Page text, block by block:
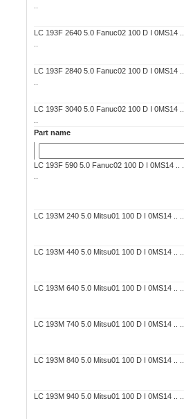
LC 193F 2640 5.0 Fanuc02 100 D I 0MS14
LC 193F 2840 5.0 Fanuc02 100 D I 0MS14
LC 193F 3040 5.0 Fanuc02 100 D I 0MS14
Part name
LC 193F 590 5.0 Fanuc02 100 D I 0MS14 ..
LC 193M 240 5.0 Mitsu01 100 D I 0MS14 ..
LC 193M 440 5.0 Mitsu01 100 D I 0MS14 ..
LC 193M 640 5.0 Mitsu01 100 D I 0MS14 ..
LC 193M 740 5.0 Mitsu01 100 D I 0MS14 ..
LC 193M 840 5.0 Mitsu01 100 D I 0MS14 ..
LC 193M 940 5.0 Mitsu01 100 D I 0MS14 ..